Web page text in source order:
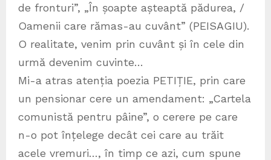
de fronturi”, „În șoapte așteaptă pădurea, /
Oamenii care rămas-au cuvânt” (PEISAGIU).
O realitate, venim prin cuvânt și în cele din
urmă devenim cuvinte…
Mi-a atras atenția poezia PETIȚIE, prin care
un pensionar cere un amendament: „Cartela
comunistă pentru pâine”, o cerere pe care
n-o pot înțelege decât cei care au trăit
acele vremuri…, în timp ce azi, cum spune